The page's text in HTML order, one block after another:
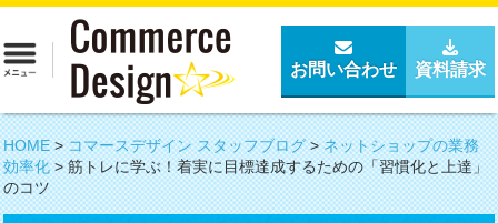
お問い合わせ 資料請求
HOME>コマースデザイン スタッフブログ>ネットショップの業務
効率化>筋トレに学ぶ！着実に目標達成するための「習慣化と上達」
のコツ